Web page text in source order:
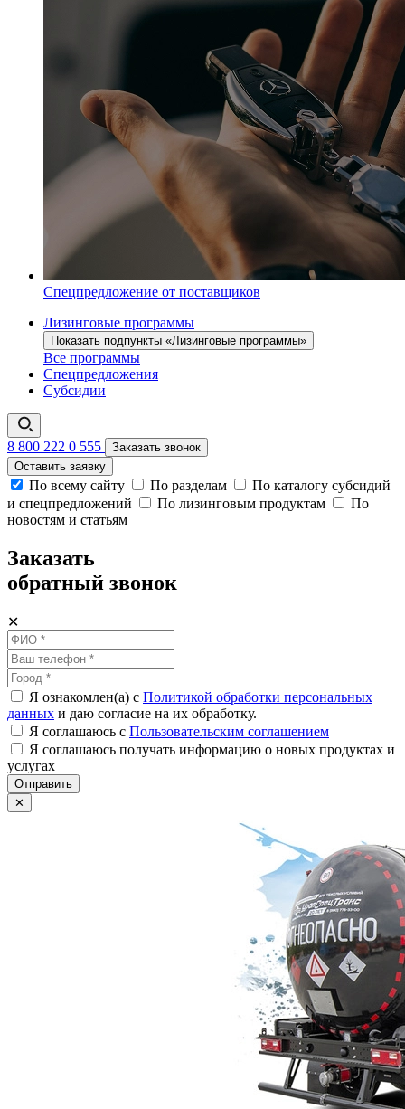
Спецпредложение от поставщиков
Лизинговые программы
Показать подпункты «Лизинговые программы»
Все программы
Спецпредложения
Субсидии
8 800 222 0 555
Заказать звонок
Оставить заявку
По всему сайту По разделам
По каталогу субсидий
и спецпредложений
По лизинговым продуктам
По
новостям и статьям
Заказать
обратный звонок
✕
Я ознакомлен(а) с Политикой обработки персональных
данных и даю согласие на их обработку.
Я соглашаюсь c Пользовательским соглашением
Я соглашаюсь получать информацию о новых продуктах и
услугах
Отправить
✕